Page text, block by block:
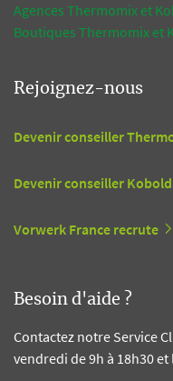
Agences Thermomix et
Boutiques Thermomix et
Rejoignez-nous
Devenir conseiller
Devenir conseiller Kobold
Vorwerk France recrute
Besoin d'aide ?
Contactez notre Service
vendredi de 9h à 18h30 et